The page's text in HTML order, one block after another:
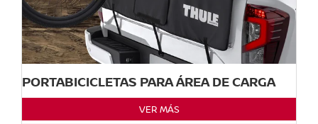
PORTABICICLETAS PARA ÁREA DE CARGA
VER MÁS